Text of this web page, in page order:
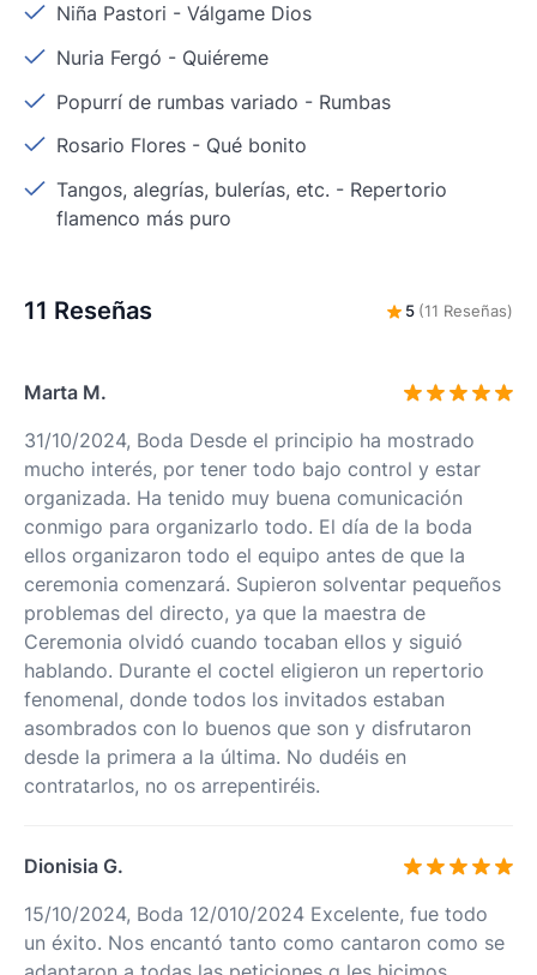
Niña Pastori -Válgame Dios
Nuria Fergó - Quiéreme
Popurrí de rumbas variado - Rumbas
Rosario Flores - Qué bonito
Tangos, alegrías, bulerías, etc. - Repertorio
flamenco más puro
11 Reseñas 5 (11 Reseñas)
Marta M.
31/10/2024, Boda Desde el principio ha mostrado
mucho interés, por tener todo bajo control y estar
organizada. Ha tenido muy buena comunicación
conmigo para organizarlo todo. El día de la boda
ellos organizaron todo el equipo antes de que la
ceremonia comenzará. Supieron solventar pequeños
problemas del directo, ya que la maestra de
Ceremonia olvidó cuando tocaban ellos y siguió
hablando. Durante el coctel eligieron un repertorio
fenomenal, donde todos los invitados estaban
asombrados con lo buenos que son y disfrutaron
desde la primera a la última. No dudéis en
contratarlos, no os arrepentiréis.
Dionisia G.
15/10/2024, Boda 12/010/2024 Excelente, fue todo
un éxito. Nos encantó tanto como cantaron como se